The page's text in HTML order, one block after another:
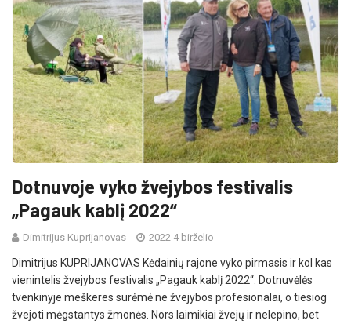
Dotnuvoje vyko žvejybos festivalis
„Pagauk kablį 2022“
Dimitrijus Kuprijanovas 2022 4 birželio
Dimitrijus KUPRIJANOVAS Kėdainių rajone vyko pirmasis ir kol kas
vienintelis žvejybos festivalis „Pagauk kablį 2022“. Dotnuvėlės
tvenkinyje meškeres surėmė ne žvejybos profesionalai, o tiesiog
žvejoti mėgstantys žmonės. Nors laimikiai žvejų ir nelepino, bet